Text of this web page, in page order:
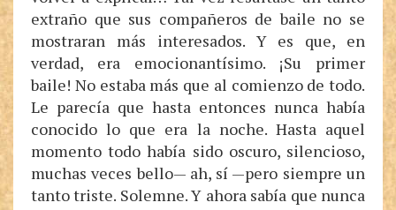
extraño que sus compañeros de baile no se
mostraran más interesados. Y es que, en
verdad, era emocionantísimo. ¡Su primer
baile! No estaba más que al comienzo de todo.
Le parecía que hasta entonces nunca había
conocido lo que era la noche. Hasta aquel
momento todo había sido oscuro, silencioso,
muchas veces bello— ah, sí —pero siempre un
tanto triste. Solemne. Y ahora sabía que nunca